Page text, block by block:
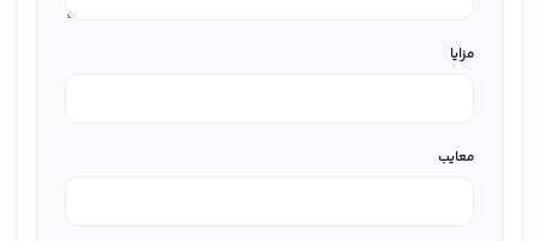
مزایا
معایب